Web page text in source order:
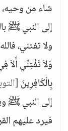
شاء من وحيه،
إلى النبي ﷺ
وَلاَ تَفْتِنِّي
بِالْكَافِرِينَ
إلى النبي ﷺ
فيرد عليهم